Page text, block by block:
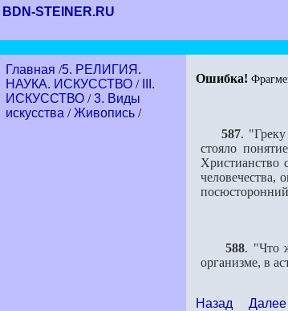
BDN-STEINER.RU
Главная /5. РЕЛИГИЯ.
НАУКА. ИСКУССТВО /
III.
ИСКУССТВО /3. Виды
искусства /Живопись /
Ошибка!
587. "Греку
стояло
Христианство
человечества,
588. "Что
организме, в
Назад Далее